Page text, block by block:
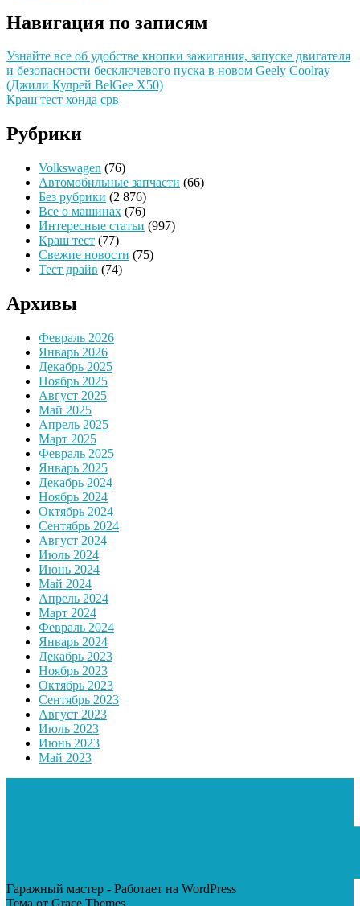
Навигация по записям
Узнайте все об удобстве кнопки зажигания, запуске двигателя
и безопасности бесключевого пуска в новом Geely Coolray
(Джили Кулрей BelGee X50)
Краш тест хонда срв
Рубрики
Volkswagen (76)
Автомобильные запчасти (66)
Без рубрики (2 876)
Все о машинах (76)
Интересные статьи (997)
Краш тест (77)
Свежие новости (75)
Тест драйв (74)
Архивы
Февраль 2026
Январь 2026
Декабрь 2025
Ноябрь 2025
Август 2025
Май 2025
Апрель 2025
Март 2025
Февраль 2025
Январь 2025
Декабрь 2024
Ноябрь 2024
Октябрь 2024
Сентябрь 2024
Август 2024
Июль 2024
Июнь 2024
Май 2024
Апрель 2024
Март 2024
Февраль 2024
Январь 2024
Декабрь 2023
Ноябрь 2023
Октябрь 2023
Сентябрь 2023
Август 2023
Июль 2023
Июнь 2023
Май 2023
Гаражный мастер - Работает на WordPress